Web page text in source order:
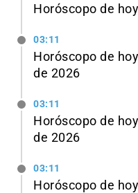
Horóscopo de
03:11
Horóscopo de
de 2026
03:11
Horóscopo de
de 2026
03:11
Horóscopo de